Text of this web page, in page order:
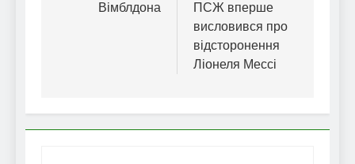
Вімблдона
ПСЖ вперше
висловився про
відсторонення
Ліонеля Мессі